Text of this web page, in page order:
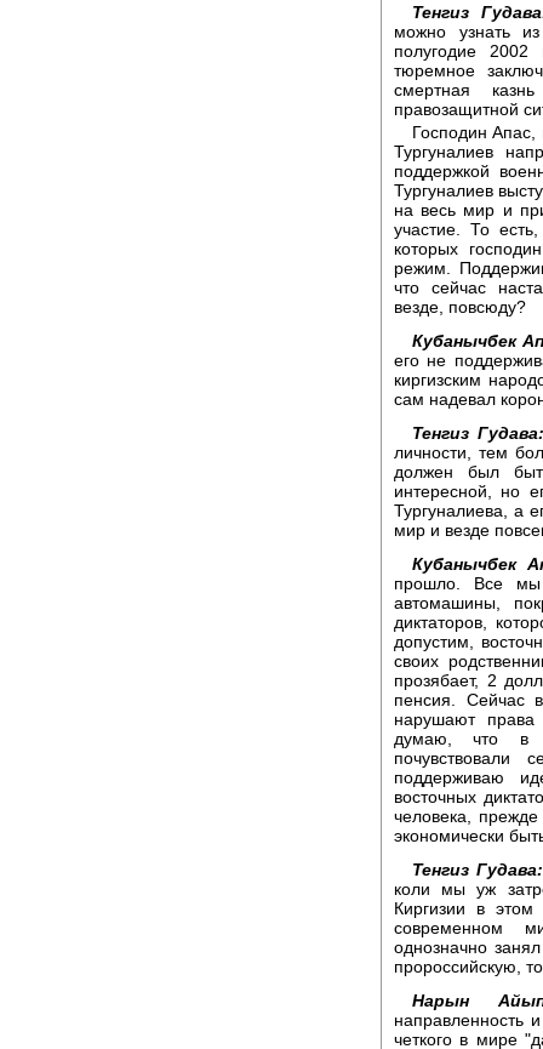
Тенгиз
можно узнать
полугодие 2002
тюремное
смертная
правозащитной
Господин Апас,
Тургуналиев
поддержкой
Тургуналиев
на весь мир и
участие. То
которых
режим.
что сейчас
везде, повсюду?
Кубанычбек
его не
киргизским
сам надевал
Тенгиз Гудава:
личности, тем
должен был
интересной, но
Тургуналиева, а
мир и везде
Кубанычбек
прошло. Все мы
автомашины,
диктаторов,
допустим,
своих
прозябает, 2
пенсия. Сейчас
нарушают права
думаю, что в
поддерживаю
восточных
человека,
экономически
Тенгиз Гудава:
коли мы уж
Киргизии в
современном
однозначно
пророссийскую,
Нарын
направленность
четкого в мире